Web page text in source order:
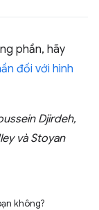
phần, hãy
đối với hình
Djirdeh,
và Stoyan
không?